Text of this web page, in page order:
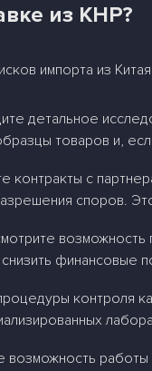
из КНР?
импорта из
детальное
товаров и,
контракты с
споров.
финансовые
контроля
работы